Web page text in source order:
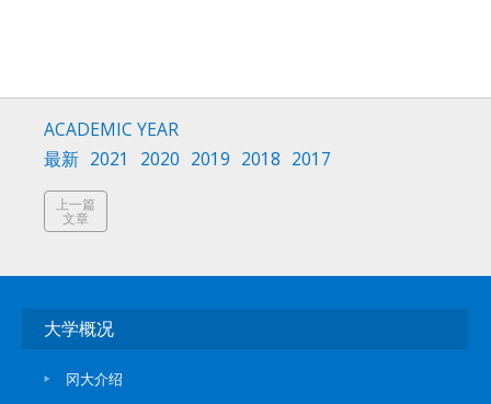
ACADEMIC YEAR
最新 2021 2020 2019 2018 2017
上一篇
文章
大学概况
冈大介绍